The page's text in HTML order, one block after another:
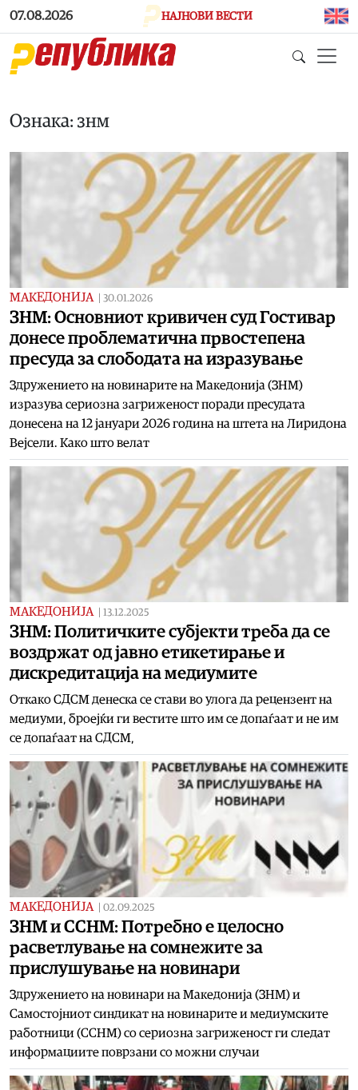
Skip to main content
07.08.2026 НАЈНОВИ ВЕСТИ
Ознака: знм
МАКЕДОНИЈА 30.01.2026
ЗНМ: Основниот кривичен суд Гостивар
донесе проблематична првостепена
пресуда за слободата на изразување
Здружението на новинарите на Македонија (ЗНМ)
изразува сериозна загриженост поради пресудата
донесена на 12 јануари 2026 година на штета на Лиридона
Вејсели. Како што велат
МАКЕДОНИЈА 13.12.2025
ЗНМ: Политичките субјекти треба да се
воздржат од јавно етикетирање и
дискредитација на медиумите
Откако СДСМ денеска се стави во улога да рецензент на
медиуми, броејќи ги вестите што им се допаѓаат и не им
се допаѓаат на СДСМ,
МАКЕДОНИЈА 02.09.2025
ЗНМ и ССНМ: Потребно е целосно
расветлување на сомнежите за
прислушување на новинари
Здружението на новинари на Македонија (ЗНМ) и
Самостојниот синдикат на новинарите и медиумските
работници (ССНМ) со сериозна загриженост ги следат
информациите поврзани со можни случаи